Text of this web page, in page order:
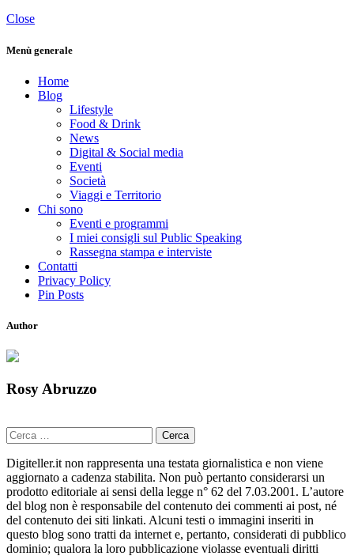
Close
Menù generale
Home
Blog
Lifestyle
Food & Drink
News
Digital & Social media
Eventi
Società
Viaggi e Territorio
Chi sono
Eventi e programmi
I miei consigli sul Public Speaking
Rassegna stampa e interviste
Contatti
Privacy Policy
Pin Posts
Author
Rosy Abruzzo
Ricerca
per:
Digiteller.it non rappresenta una testata giornalistica e non viene
aggiornato a cadenza stabilita. Non può pertanto considerarsi un
prodotto editoriale ai sensi della legge n° 62 del 7.03.2001. L’autore
del blog non è responsabile del contenuto dei commenti ai post, né
del contenuto dei siti linkati. Alcuni testi o immagini inseriti in
questo blog sono tratti da internet e, pertanto, considerati di pubblico
dominio; qualora la loro pubblicazione violasse eventuali diritti